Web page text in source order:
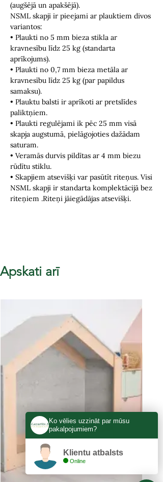
(augšējā un apakšējā).
NSML skapji ir pieejami ar plauktiem divos
variantos:
• Plaukti no 5 mm bieza stikla ar
kravnesību līdz 25 kg (standarta
aprīkojums).
• Plaukti no 0,7 mm bieza metāla ar
kravnesību līdz 25 kg (par papildus
samaksu).
• Plauktu balsti ir aprīkoti ar pretslīdes
paliktņiem.
• Plaukti regulējami ik pēc 25 mm visā
skapja augstumā, pielāgojoties dažādam
saturam.
• Veramās durvis pildītas ar 4 mm biezu
rūdītu stiklu.
• Skapjiem atsevišķi var pasūtīt riteņus. Visi
NSML skapji ir standarta komplektācijā bez
riteņiem .Riteņi jāiegādājas atsevišķi.
Apskati arī
Ko vēlies uzzināt par mūsu
pakalpojumiem?
Klientu atbalsts
Online